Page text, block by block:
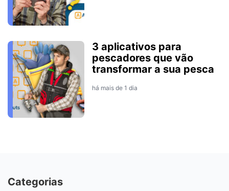
3 aplicativos para
pescadores que vão
transformar a sua pesca
há mais de 1 dia
Categorias